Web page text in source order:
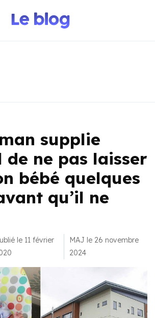
supplie
de ne pas laisser
bébé quelques
qu’il ne
le 11 février
MAJ le 26 novembre
2024